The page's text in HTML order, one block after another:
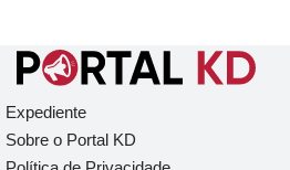
Expediente
Sobre o Portal KD